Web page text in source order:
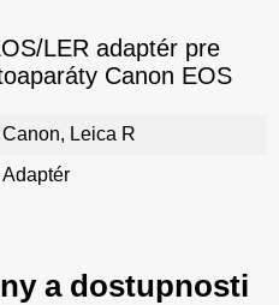
LER adaptér pre
Canon EOS
Canon, Leica R
Adaptér
a dostupnosti